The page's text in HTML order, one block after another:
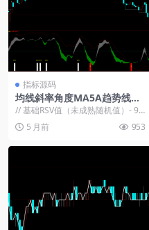
指标源码
均线斜率角度MA5A趋势线画
线量化交易策略
// 基础RSV值（未成熟随机值）- 9
周期 RSV9 := (CLOSE &#...
5 月前 953